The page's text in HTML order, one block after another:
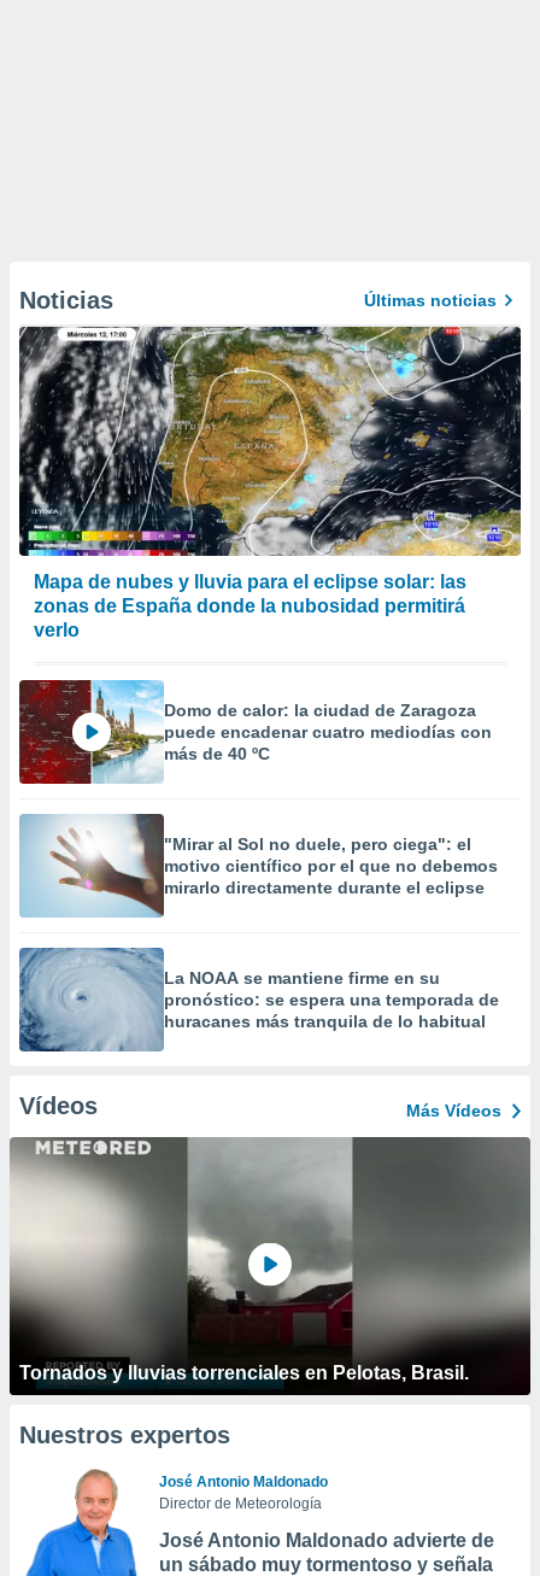
Noticias Últimas noticias
Mapa de nubes y lluvia para el eclipse solar: las
zonas de España donde la nubosidad permitirá
verlo
Domo de calor: la ciudad de Zaragoza
puede encadenar cuatro mediodías con
más de 40 ºC
"Mirar al Sol no duele, pero ciega": el
motivo científico por el que no debemos
mirarlo directamente durante el eclipse
La NOAA se mantiene firme en su
pronóstico: se espera una temporada de
huracanes más tranquila de lo habitual
Vídeos Más Vídeos
Tornados y lluvias torrenciales en Pelotas, Brasil.
Nuestros expertos
José Antonio Maldonado
Director de Meteorología
José Antonio Maldonado advierte de
un sábado muy tormentoso y señala